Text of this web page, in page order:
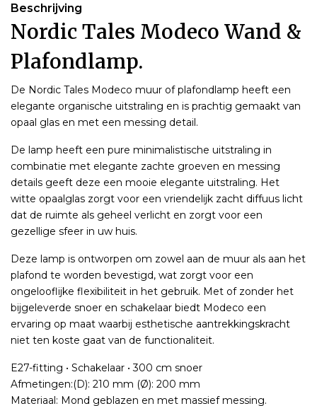
Beschrijving
Nordic Tales Modeco Wand &
Plafondlamp.
De Nordic Tales Modeco muur of plafondlamp heeft een
elegante organische uitstraling en is prachtig gemaakt van
opaal glas en met een messing detail.
De lamp heeft een pure minimalistische uitstraling in
combinatie met elegante zachte groeven en messing
details geeft deze een mooie elegante uitstraling. Het
witte opaalglas zorgt voor een vriendelijk zacht diffuus licht
dat de ruimte als geheel verlicht en zorgt voor een
gezellige sfeer in uw huis.
Deze lamp is ontworpen om zowel aan de muur als aan het
plafond te worden bevestigd, wat zorgt voor een
ongelooflijke flexibiliteit in het gebruik. Met of zonder het
bijgeleverde snoer en schakelaar biedt Modeco een
ervaring op maat waarbij esthetische aantrekkingskracht
niet ten koste gaat van de functionaliteit.
E27-fitting • Schakelaar • 300 cm snoer
Afmetingen:(D): 210 mm (Ø): 200 mm
Materiaal: Mond geblazen en met massief messing.